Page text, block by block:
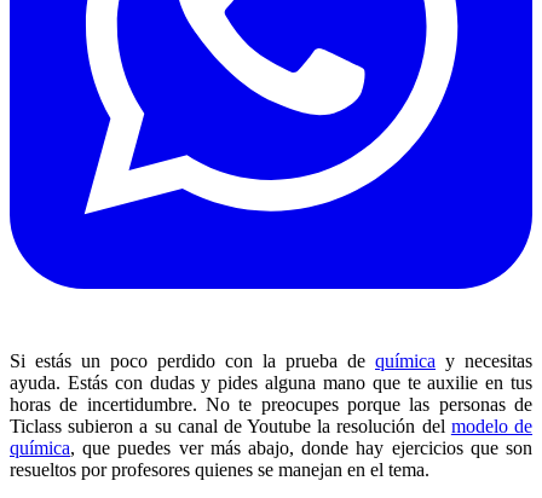
Si estás un poco perdido con la prueba de química y necesitas
ayuda. Estás con dudas y pides alguna mano que te auxilie en tus
horas de incertidumbre. No te preocupes porque las personas de
Ticlass subieron a su canal de Youtube la resolución del modelo de
química, que puedes ver más abajo, donde hay ejercicios que son
resueltos por profesores quienes se manejan en el tema.